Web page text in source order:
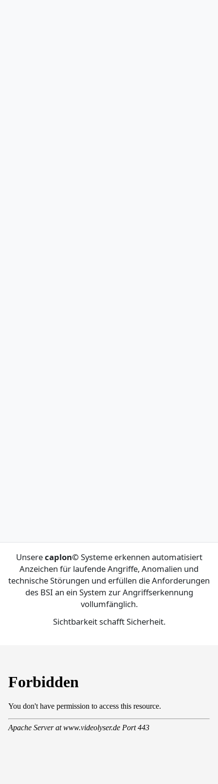
Unserecaplon© Systeme erkennen automatisiert
Anzeichen für laufende Angriffe, Anomalien und
technische Störungen und erfüllen die Anforderungen
des BSI an ein System zur Angriffserkennung
vollumfänglich.
Sichtbarkeit schafft Sicherheit.